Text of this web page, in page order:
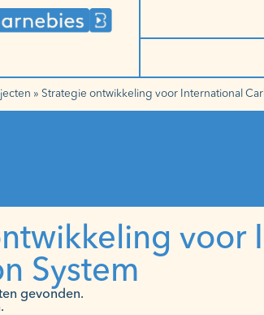
» Strategie ontwikkeling voor International
voor
System
gevonden.